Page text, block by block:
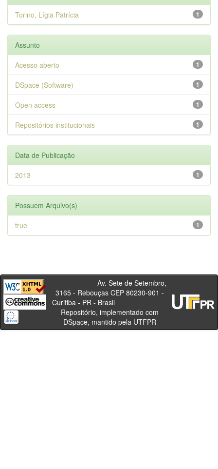
1
Torino, Lígia Patrícia
Assunto
1
Acesso aberto
1
DSpace (Software)
1
Open access
1
Repositórios institucionais
Data de Publicação
1
2013
Possuem Arquivo(s)
1
true
Av. Sete de Setembro,
3165 - Rebouças CEP 80230-901 -
Curitiba - PR - Brasil
Repositório, implementado com
DSpace, mantido pela UTFPR